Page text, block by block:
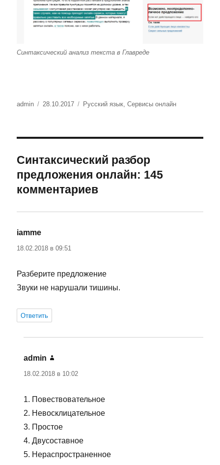
Синтаксический анализ текста в Главреде
Автор
admin Опубликовано
28.10.2017 Рубрики
Русский язык ,Сервисы онлайн
Синтаксический разбор
предложения онлайн: 145
комментариев
iamme
18.02.2018 в 09:51
Разберите предложение
Звуки не нарушали тишины.
Ответить
admin
18.02.2018 в 10:02
1. Повествовательное
2. Невосклицательное
3. Простое
4. Двусоставное
5. Нераспространенное